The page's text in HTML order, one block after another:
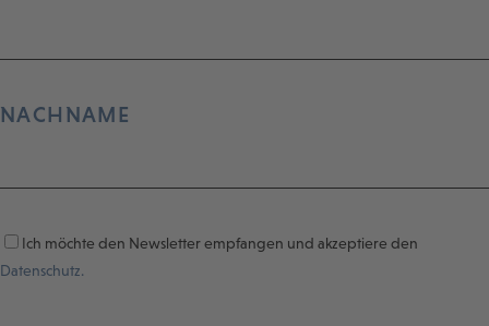
NACHNAME
Ich möchte den Newsletter empfangen und akzeptiere den
Datenschutz.